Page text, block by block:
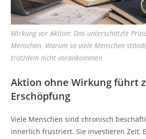
Wirkung vor Aktion: Das unterschätzte
Menschen. Warum so viele Menschen
trotzdem nicht vorankommen
Aktion ohne Wirkung führt
Erschöpfung
Viele Menschen sind chronisch
innerlich frustriert. Sie investieren Zeit,